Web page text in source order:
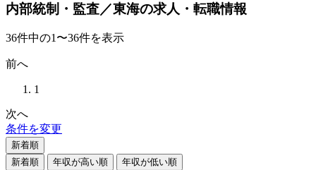
内部統制・監査／東海の求人・転職情報
36件中の1〜36件を表示
前へ
1
次へ
条件を変更
新着順
新着順
年収が高い順 年収が低い順